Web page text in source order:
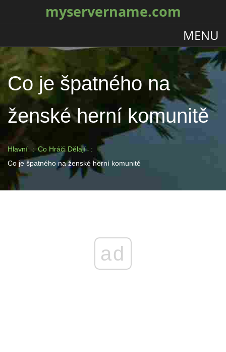
myservername.com
MENU
Co je špatného na
ženské herní komunitě
Hlavní
Co Hráči Dělají
Co je špatného na ženské herní komunitě
ad